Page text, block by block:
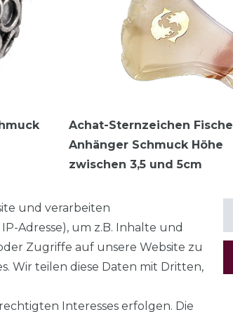
Achat-Sternzeichen Fische
Anhänger Schmuck Höhe
zwischen 3,5 und 5cm
und verarbeiten
Adresse), um z.B. Inhalte und
Zugriffe auf unsere Website zu
Wir teilen diese Daten mit Dritten,
Interesses erfolgen. Die